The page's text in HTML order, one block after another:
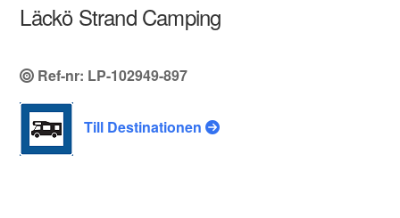
Läckö Strand Camping
Ref-nr: LP-102949-897
Till Destinationen